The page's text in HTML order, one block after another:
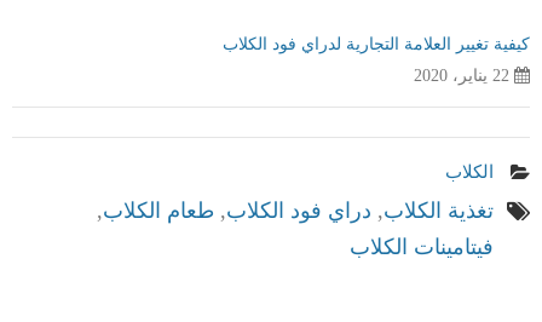
كيفية تغيير العلامة التجارية لدراي فود الكلاب
22 يناير، 2020
الكلاب
تغذية الكلاب, دراي فود الكلاب, طعام الكلاب,
فيتامينات الكلاب